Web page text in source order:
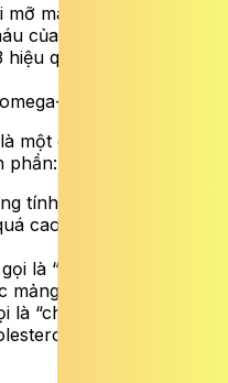
máu
của omega-3
quả để điều chỉnh
3 quá liều
một chỉ số duy nhất mà
phần:
tính, nguồn năng
cao sẽ gây xơ vữa
là “cholesterol xấu”,
bám thành mạch.
“cholesterol tốt”, có
dư thừa từ mạch